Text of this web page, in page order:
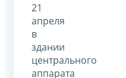
21
апреля
в
здании
центрального
аппарата